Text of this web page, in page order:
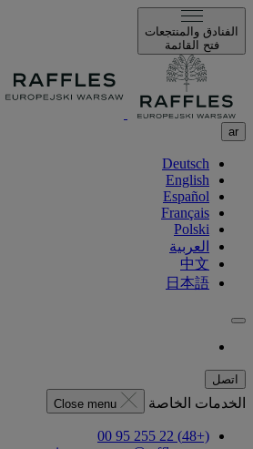
الفنادق والمنتجعات
فتح القائمة
ar
Deutsch
English
Español
Français
Polski
العربية
中文
日本語
اتصل
الخدمات الخاصة Close menu
(+48) 22 255 95 00